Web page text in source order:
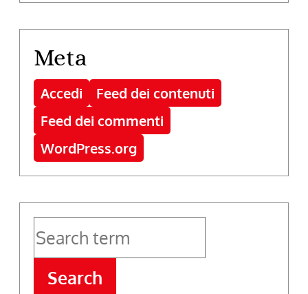
Meta
Accedi
Feed dei contenuti
Feed dei commenti
WordPress.org
Search